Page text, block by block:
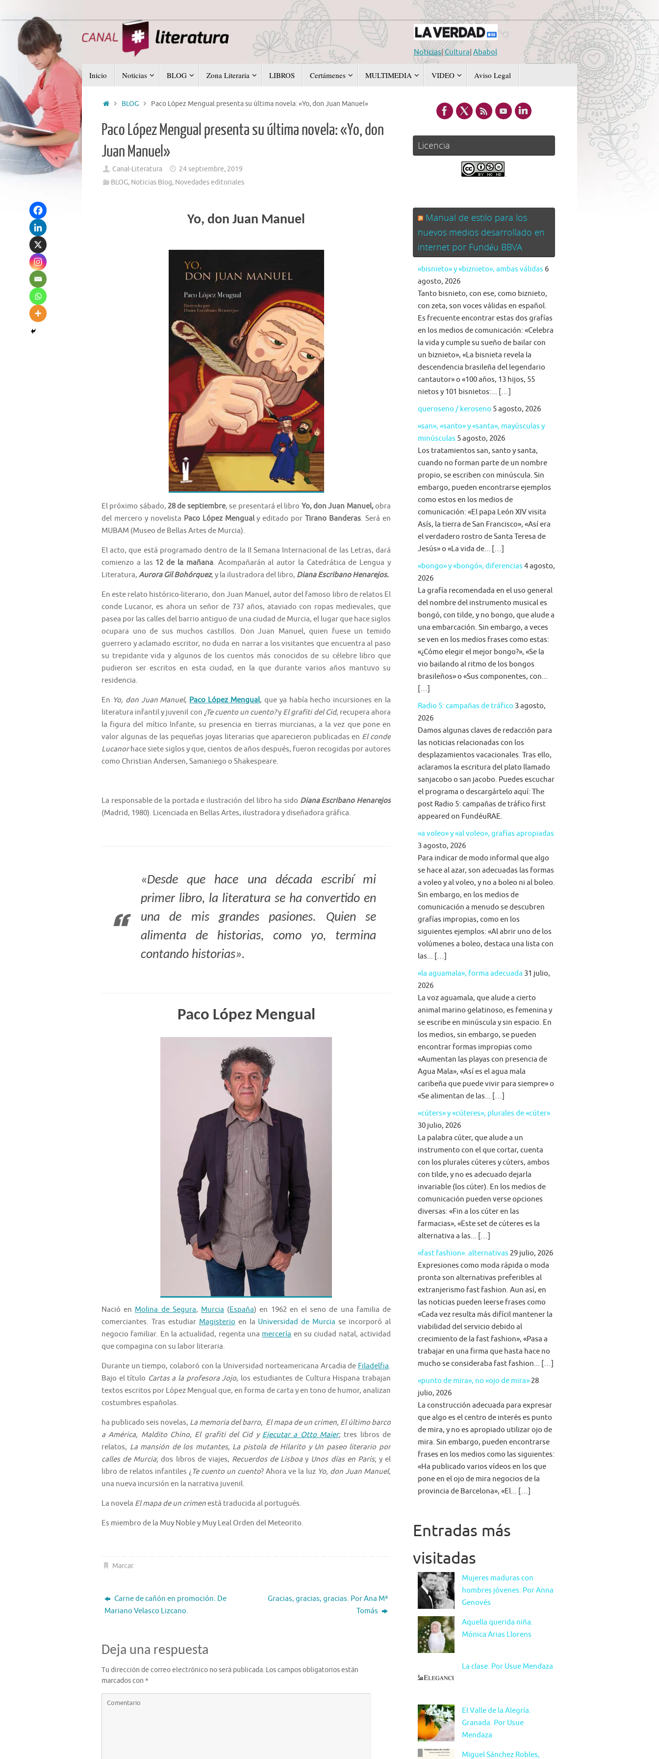
al
contenido
Noticias|Cultura| Ababol
al
contenido
Inicio Noticias BLOG Zona Literaria LIBROS Certámenes MULTIMEDIA VIDEO Aviso Legal
InicioBLOG Paco López Mengual presenta su última novela: «Yo, don Juan Manuel»
Paco López Mengual presenta su última novela: «Yo, don
Juan Manuel»
Canal-Literatura
24 septiembre, 2019
BLOG, Noticias Blog, Novedades editoriales
Yo, don Juan Manuel
El próximo sábado, 28 de septiembre, se presentará el libro Yo, don Juan Manuel,obra
del mercero y novelista Paco López Mengualy editado porTirano Banderas. Será en
MUBAM (Museo de Bellas Artes de Murcia).
El acto, que está programado dentro de la II Semana Internacional de las Letras, dará
comienzo a las 12 de la mañana. Acompañarán al autor la Catedrática de Lengua y
Literatura, Aurora Gil Bohórquez, y la ilustradora del libro, Diana Escribano Henarejos.
En este relato histórico-literario, don Juan Manuel, autor del famoso libro de relatos El
conde Lucanor, es ahora un señor de 737 años, ataviado con ropas medievales, que
pasea por las calles del barrio antiguo de una ciudad de Murcia, el lugar que hace siglos
ocupara uno de sus muchos castillos. Don Juan Manuel, quien fuese un temido
guerrero y aclamado escritor, no duda en narrar a los visitantes que encuentra al paso
su trepidante vida y algunos de los cuentos más conocidos de su célebre libro que
pudieron ser escritos en esta ciudad, en la que durante varios años mantuvo su
residencia.
En Yo, don Juan Manuel, Paco López Mengual, que ya había hecho incursiones en la
literatura infantil y juvenil con ¿Te cuento un cuento?y El grafiti del Cid, recupera ahora
la figura del mítico Infante, su presencia en tierras murcianas, a la vez que pone en
valor algunas de las pequeñas joyas literarias que aparecieron publicadas en El conde
Lucanorhace siete siglos y que, cientos de años después, fueron recogidas por autores
como Christian Andersen, Samaniego o Shakespeare.
La responsable de la portada e ilustración del libro ha sido Diana Escribano Henarejos
(Madrid, 1980). Licenciada en Bellas Artes, ilustradora y diseñadora gráfica.
«Desde que hace una década escribí mi
primer libro, la literatura se ha convertido en
una de mis grandes pasiones. Quien se
alimenta de historias, como yo, termina
contando historias».
Paco López Mengual
Nació en Molina de Segura, Murcia (España) en 1962 en el seno de una familia de
comerciantes. Tras estudiar Magisterio en la Universidad de Murcia se incorporó al
negocio familiar. En la actualidad, regenta una mercería en su ciudad natal, actividad
que compagina con su labor literaria.
Durante un tiempo, colaboró con la Universidad norteamericana Arcadia de Filadelfia.
Bajo el título Cartas a la profesora Jojo, los estudiantes de Cultura Hispana trabajan
textos escritos por López Mengual que, en forma de carta y en tono de humor, analizan
costumbres españolas.
ha publicado seis novelas, La memoria del barro, El mapa de un crimen, El último barco
a América, Maldito Chino, El grafiti del Cid y Ejecutar a Otto Maier; tres libros de
relatos, La mansión de los mutantes, La pistola de Hilarito y Un paseo literario por
calles de Murcia; dos libros de viajes, Recuerdos de Lisboa y Unos días en París; y el
libro de relatos infantiles ¿Te cuento un cuento? Ahora ve la luz Yo, don Juan Manuel,
una nueva incursión en la narrativa juvenil.
La novela El mapa de un crimenestá traducida al portugués.
Es miembro de la Muy Noble y Muy Leal Orden del Meteorito.
Marcar.
Carne de cañón en promoción. De
Mariano Velasco Lizcano.
Gracias, gracias, gracias. Por Ana Mª
Tomás
Deja una respuesta
Tu dirección de correo electrónico no será publicada. Los campos obligatorios están
marcados con *
Licencia
.
Manual de estilo para los
nuevos medios desarrollado en
internet por Fundéu BBVA
«bisnieto» y «biznieto», ambas válidas 6
agosto, 2026
Tanto bisnieto, con ese, como biznieto,
con zeta, son voces válidas en español.
Es frecuente encontrar estas dos grafías
en los medios de comunicación: «Celebra
la vida y cumple su sueño de bailar con
un biznieto», «La bisnieta revela la
descendencia brasileña del legendario
cantautor» o «100 años, 13 hijos, 55
nietos y 101 bisnietos:... […]
queroseno / keroseno 5 agosto, 2026
«san», «santo» y «santa», mayúsculas y
minúsculas 5 agosto, 2026
Los tratamientos san, santo y santa,
cuando no forman parte de un nombre
propio, se escriben con minúscula. Sin
embargo, pueden encontrarse ejemplos
como estos en los medios de
comunicación: «El papa León XIV visita
Asís, la tierra de San Francisco», «Así era
el verdadero rostro de Santa Teresa de
Jesús» o «La vida de... […]
«bongo» y «bongó», diferencias 4 agosto,
2026
La grafía recomendada en el uso general
del nombre del instrumento musical es
bongó, con tilde, y no bongo, que alude a
una embarcación. Sin embargo, a veces
se ven en los medios frases como estas:
«¿Cómo elegir el mejor bongo?», «Se la
vio bailando al ritmo de los bongos
brasileños» o «Sus componentes, con...
[…]
Radio 5: campañas de tráfico 3 agosto,
2026
Damos algunas claves de redacción para
las noticias relacionadas con los
desplazamientos vacacionales. Tras ello,
aclaramos la escritura del plato llamado
sanjacobo o san jacobo. Puedes escuchar
el programa o descargártelo aquí: The
post Radio 5: campañas de tráfico first
appeared on FundéuRAE.
«a voleo» y «al voleo», grafías apropiadas
3 agosto, 2026
Para indicar de modo informal que algo
se hace al azar, son adecuadas las formas
a voleo y al voleo, y no a boleo ni al boleo.
Sin embargo, en los medios de
comunicación a menudo se descubren
grafías impropias, como en los
siguientes ejemplos: «Al abrir uno de los
volúmenes a boleo, destaca una lista con
las... […]
«la aguamala», forma adecuada 31 julio,
2026
La voz aguamala, que alude a cierto
animal marino gelatinoso, es femenina y
se escribe en minúscula y sin espacio. En
los medios, sin embargo, se pueden
encontrar formas impropias como
«Aumentan las playas con presencia de
Agua Mala», «Así es el agua mala
caribeña que puede vivir para siempre» o
«Se alimentan de las... […]
«cúters» y «cúteres», plurales de «cúter»
30 julio, 2026
La palabra cúter, que alude a un
instrumento con el que cortar, cuenta
con los plurales cúteres y cúters, ambos
con tilde, y no es adecuado dejarla
invariable (los cúter). En los medios de
comunicación pueden verse opciones
diversas: «Fin a los cúter en las
farmacias», «Este set de cúteres es la
alternativa a las... […]
«fast fashion». alternativas 29 julio, 2026
Expresiones como moda rápida o moda
pronta son alternativas preferibles al
extranjerismo fast fashion. Aun así, en
las noticias pueden leerse frases como
«Cada vez resulta más difícil mantener la
viabilidad del servicio debido al
crecimiento de la fast fashion», «Pasa a
trabajar en una firma que hasta hace no
mucho se consideraba fast fashion... […]
«punto de mira», no «ojo de mira» 28
julio, 2026
La construcción adecuada para expresar
que algo es el centro de interés es punto
de mira, y no es apropiado utilizar ojo de
mira. Sin embargo, pueden encontrarse
frases en los medios como las siguientes:
«Ha publicado varios vídeos en los que
pone en el ojo de mira negocios de la
provincia de Barcelona», «El... […]
Entradas más
visitadas
Mujeres maduras con
hombres jóvenes. Por Anna
Genovés
Aquella querida niña.
Mónica Arias Llorens
La clase. Por Usue Mendaza
El Valle de la Alegría.
Granada. Por Usue
Mendaza
Miguel Sánchez Robles,